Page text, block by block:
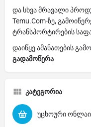
და სხვა მრავალი
Temu.Com-ზე,
ტრანსპორტირების
დაიწყე ამანათების
გადამოწერა
კატეგორია
უცხოური